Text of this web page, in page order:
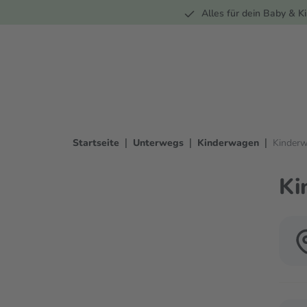
Alles für dein Baby &
Startseite | Unterwegs | Kinderwagen |